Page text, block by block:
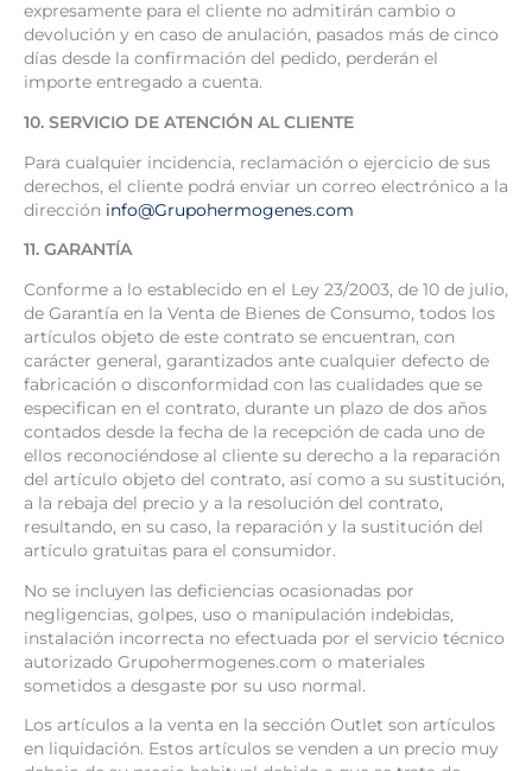
expresamente para el cliente no admitirán cambio o
devolución y en caso de anulación, pasados más de cinco
días desde la confirmación del pedido, perderán el
importe entregado a cuenta.
10. SERVICIO DE ATENCIÓN AL CLIENTE
Para cualquier incidencia, reclamación o ejercicio de sus
derechos, el cliente podrá enviar un correo electrónico a la
dirección info@Grupohermogenes.com
11. GARANTÍA
Conforme a lo establecido en el Ley 23/2003, de 10 de julio,
de Garantía en la Venta de Bienes de Consumo, todos los
artículos objeto de este contrato se encuentran, con
carácter general, garantizados ante cualquier defecto de
fabricación o disconformidad con las cualidades que se
especifican en el contrato, durante un plazo de dos años
contados desde la fecha de la recepción de cada uno de
ellos reconociéndose al cliente su derecho a la reparación
del artículo objeto del contrato, así como a su sustitución,
a la rebaja del precio y a la resolución del contrato,
resultando, en su caso, la reparación y la sustitución del
artículo gratuitas para el consumidor.
No se incluyen las deficiencias ocasionadas por
negligencias, golpes, uso o manipulación indebidas,
instalación incorrecta no efectuada por el servicio técnico
autorizado Grupohermogenes.com o materiales
sometidos a desgaste por su uso normal.
Los artículos a la venta en la sección Outlet son artículos
en liquidación. Estos artículos se venden a un precio muy